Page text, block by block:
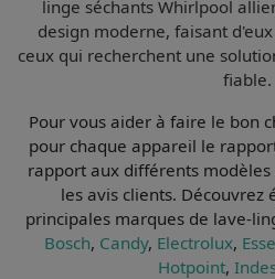
linge séchants Whirlpool
design moderne, faisant
ceux qui recherchent une
fiable.
Pour vous aider à faire le bon
pour chaque appareil le
rapport aux différents
les avis clients. Découvrez
principales marques de lave-
Bosch, Candy, Electrolux,
Hotpoint,